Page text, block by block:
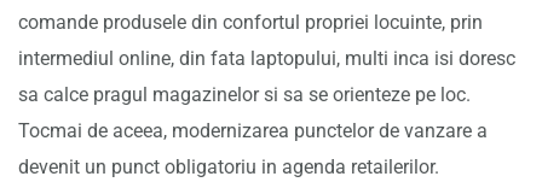
comande produsele din confortul propriei locuinte, prin
intermediul online, din fata laptopului, multi inca isi doresc
sa calce pragul magazinelor si sa se orienteze pe loc.
Tocmai de aceea, modernizarea punctelor de vanzare a
devenit un punct obligatoriu in agenda retailerilor.